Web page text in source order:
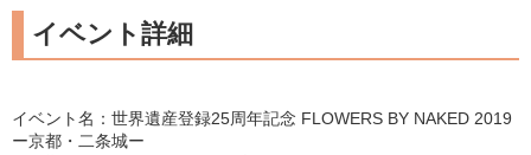
イベント詳細
イベント名：世界遺産登録25周年記念 FLOWERS BY NAKED 2019
ー京都・⼆条城ー